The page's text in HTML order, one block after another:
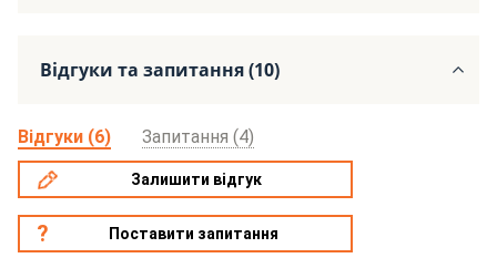
Відгуки та запитання (10)
Відгуки (6) Запитання (4)
Залишити відгук
Поставити запитання